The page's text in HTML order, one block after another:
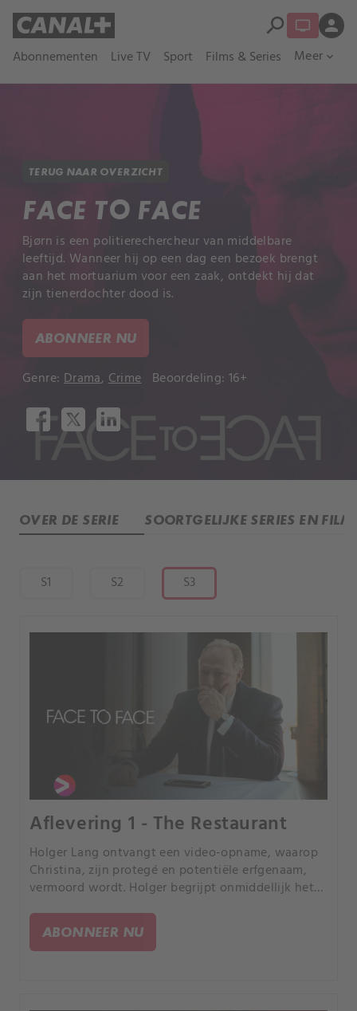
Abonnementen Live TV Sport Films & Series Meer expand_more
search person
TERUG NAAR OVERZICHT
FACE TO FACE
Bjørn is een politierechercheur van middelbare
leeftijd. Wanneer hij op een dag een bezoek brengt
aan het mortuarium voor een zaak, ontdekt hij dat
zijn tienerdochter dood is.
ABONNEER NU
Genre: Drama, Crime Beoordeling: 16+
OVER DE SERIE SOORTGELIJKE SERIES EN
S1 S2 S3
Aflevering 1 - The Restaurant
Holger Lang ontvangt een video-opname, waarop
Christina, zijn protegé en potentiële erfgenaam,
vermoord wordt. Holger begrijpt onmiddellijk het
ABONNEER NU